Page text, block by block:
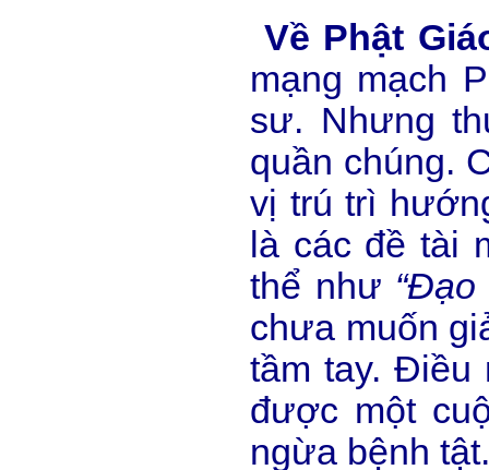
Về Phật
mạng mạch
sư. Nhưng
quần chúng.
vị trú trì
là các đề tài
thể như
chưa muốn
tầm tay. Điều
được một
ngừa bệnh tật.